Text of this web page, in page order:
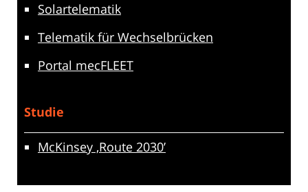
Solartelematik
Telematik für Wechselbrücken
Portal mecFLEET
Studie
McKinsey ‚Route 2030’